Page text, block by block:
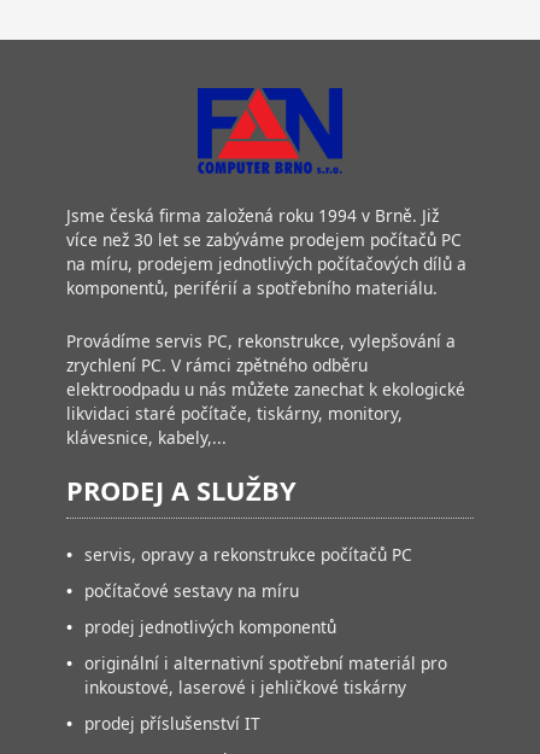
Jsme česká firma založená roku 1994 v Brně. Již
více než 30 let se zabýváme prodejem počítačů PC
na míru, prodejem jednotlivých počítačových dílů a
komponentů, periférií a spotřebního materiálu.
Provádíme servis PC, rekonstrukce, vylepšování a
zrychlení PC. V rámci zpětného odběru
elektroodpadu u nás můžete zanechat k ekologické
likvidaci staré počítače, tiskárny, monitory,
klávesnice, kabely,...
PRODEJ A SLUŽBY
• servis, opravy a rekonstrukce počítačů PC
• počítačové sestavy na míru
• prodej jednotlivých komponentů
• originální i alternativní spotřební materiál pro
inkoustové, laserové i jehličkové tiskárny
• prodej příslušenství IT